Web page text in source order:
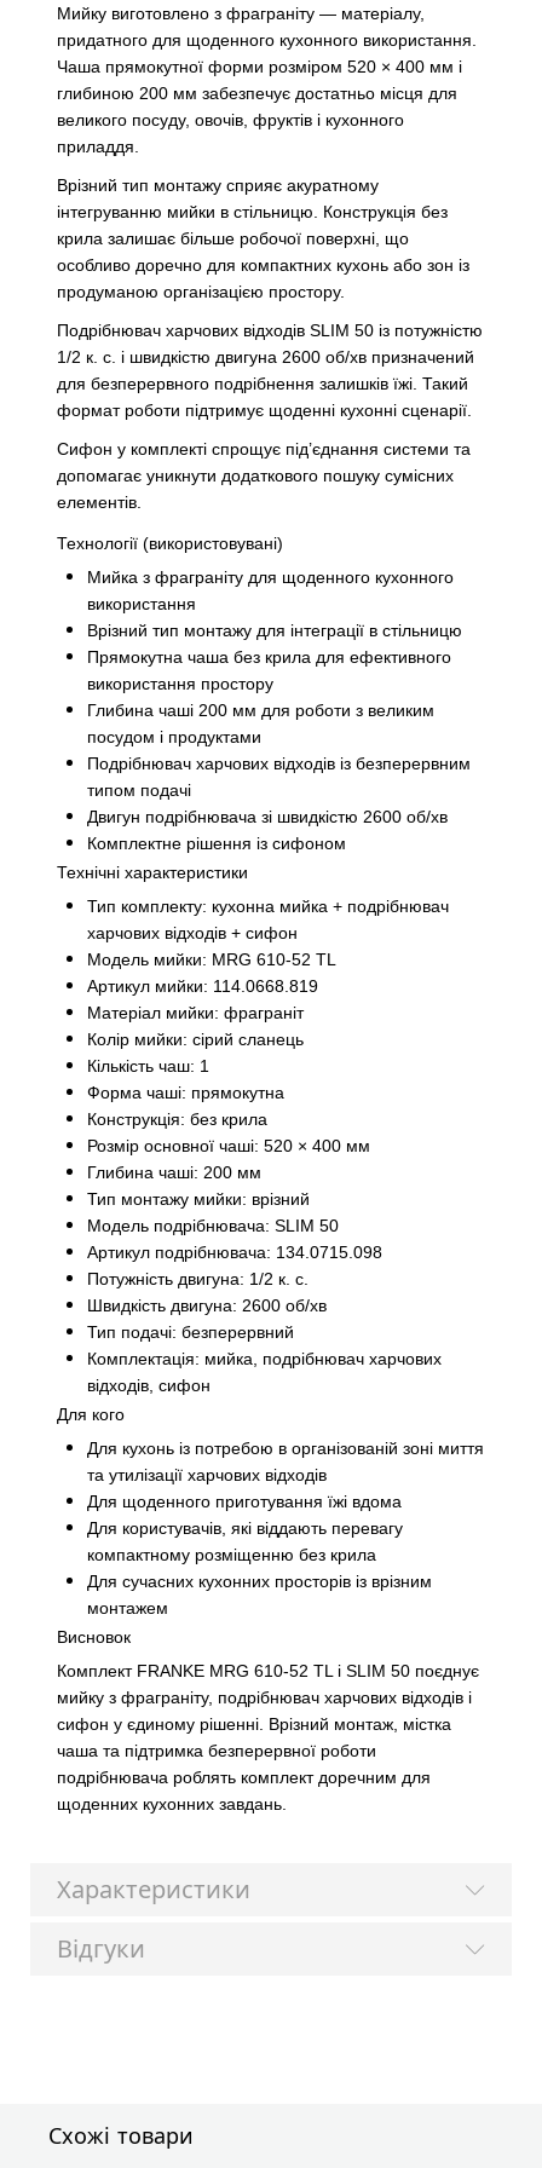
Мийку виготовлено з фраграніту — матеріалу,
придатного для щоденного кухонного використання.
Чаша прямокутної форми розміром 520 × 400 мм і
глибиною 200 мм забезпечує достатньо місця для
великого посуду, овочів, фруктів і кухонного
приладдя.
Врізний тип монтажу сприяє акуратному
інтегруванню мийки в стільницю. Конструкція без
крила залишає більше робочої поверхні, що
особливо доречно для компактних кухонь або зон із
продуманою організацією простору.
Подрібнювач харчових відходів SLIM 50 із потужністю
1/2 к. с. і швидкістю двигуна 2600 об/хв призначений
для безперервного подрібнення залишків їжі. Такий
формат роботи підтримує щоденні кухонні сценарії.
Сифон у комплекті спрощує під’єднання системи та
допомагає уникнути додаткового пошуку сумісних
елементів.
Технології (використовувані)
Мийка з фраграніту для щоденного кухонного
використання
Врізний тип монтажу для інтеграції в стільницю
Прямокутна чаша без крила для ефективного
використання простору
Глибина чаші 200 мм для роботи з великим
посудом і продуктами
Подрібнювач харчових відходів із безперервним
типом подачі
Двигун подрібнювача зі швидкістю 2600 об/хв
Комплектне рішення із сифоном
Технічні характеристики
Тип комплекту: кухонна мийка + подрібнювач
харчових відходів + сифон
Модель мийки: MRG 610-52 TL
Артикул мийки: 114.0668.819
Матеріал мийки: фраграніт
Колір мийки: сірий сланець
Кількість чаш: 1
Форма чаші: прямокутна
Конструкція: без крила
Розмір основної чаші: 520 × 400 мм
Глибина чаші: 200 мм
Тип монтажу мийки: врізний
Модель подрібнювача: SLIM 50
Артикул подрібнювача: 134.0715.098
Потужність двигуна: 1/2 к. с.
Швидкість двигуна: 2600 об/хв
Тип подачі: безперервний
Комплектація: мийка, подрібнювач харчових
відходів, сифон
Для кого
Для кухонь із потребою в організованій зоні миття
та утилізації харчових відходів
Для щоденного приготування їжі вдома
Для користувачів, які віддають перевагу
компактному розміщенню без крила
Для сучасних кухонних просторів із врізним
монтажем
Висновок
Комплект FRANKE MRG 610-52 TL і SLIM 50 поєднує
мийку з фраграніту, подрібнювач харчових відходів і
сифон у єдиному рішенні. Врізний монтаж, містка
чаша та підтримка безперервної роботи
подрібнювача роблять комплект доречним для
щоденних кухонних завдань.
Характеристики
Відгуки
Схожі товари